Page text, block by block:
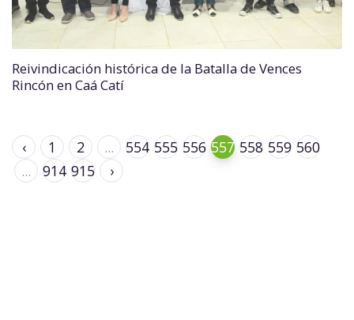
Reivindicación histórica de la Batalla de Vences
Rincón en Caá Catí
‹ 1 2 ... 554 555 556 557 558 559 560
...
914 915 ›